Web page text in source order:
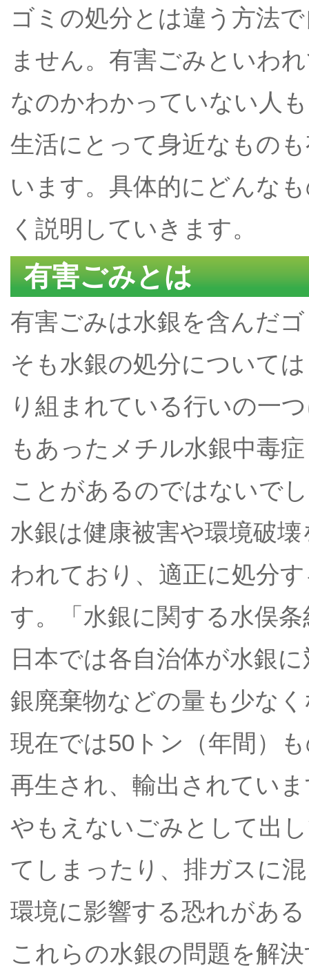
ゴミの処分とは違う方法
ません。有害ごみといわ
なのかわかっていない人
生活にとって身近なもの
います。具体的にどんな
く説明していきます。
有害ごみとは
有害ごみは水銀を含んだ
そも水銀の処分について
り組まれている行いの一
もあったメチル水銀中毒
ことがあるのではないで
水銀は健康被害や環境破
われており、適正に処分
す。「水銀に関する水俣
日本では各自治体が水銀
銀廃棄物などの量も少な
現在では50トン（年間）
再生され、輸出されてい
やもえないごみとして出
てしまったり、排ガスに
環境に影響する恐れがあ
これらの水銀の問題を解